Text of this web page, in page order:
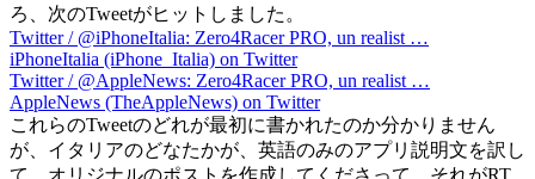
ろ、次のTweetがヒットしました。
Twitter / @iPhoneItalia: Zero4Racer PRO, un realist …
iPhoneItalia (iPhone_Italia) on Twitter
Twitter / @AppleNews: Zero4Racer PRO, un realist …
AppleNews (TheAppleNews) on Twitter
これらのTweetのどれが最初に書かれたのか分かりません
が、イタリアのどなたかが、英語のみのアプリ説明文を訳し
て、オリジナルのポストを作成してくださって、それがRT